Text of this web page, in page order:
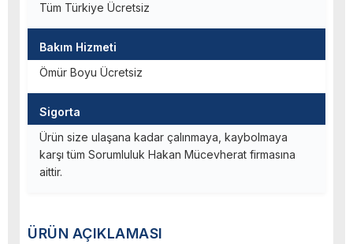
ÜRÜN AÇIKLAMASI
Tüm Türkiye Ücretsiz
Bakım Hizmeti
Ömür Boyu Ücretsiz
Sigorta
Ürün size ulaşana kadar çalınmaya, kaybolmaya
karşı tüm Sorumluluk Hakan Mücevherat firmasına
aittir.